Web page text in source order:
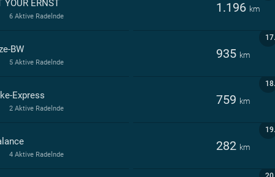
YOUR ERNST 1.196 km
6 Aktive Radelnde
17.
BW 935 km
5 Aktive Radelnde
18.
Express 759 km
2 Aktive Radelnde
19.
282 km
4 Aktive Radelnde